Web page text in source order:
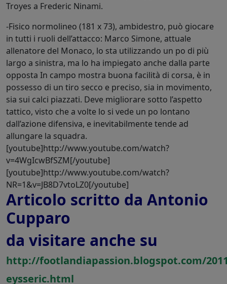
Troyes a Frederic Ninami.
-Fisico normolineo (181 x 73), ambidestro, può giocare
in tutti i ruoli dell’attacco: Marco Simone, attuale
allenatore del Monaco, lo sta utilizzando un po di più
largo a sinistra, ma lo ha impiegato anche dalla parte
opposta In campo mostra buona facilità di corsa, è in
possesso di un tiro secco e preciso, sia in movimento,
sia sui calci piazzati. Deve migliorare sotto l’aspetto
tattico, visto che a volte lo si vede un po lontano
dall’azione difensiva, e inevitabilmente tende ad
allungare la squadra.
[youtube]http://www.youtube.com/watch?
v=4WgIcwBfSZM[/youtube]
[youtube]http://www.youtube.com/watch?
NR=1&v=JB8D7vtoLZ0[/youtube]
Articolo scritto da Antonio
Cupparo
da visitare anche su
http://footlandiapassion.blogspot.com/
eysseric.html